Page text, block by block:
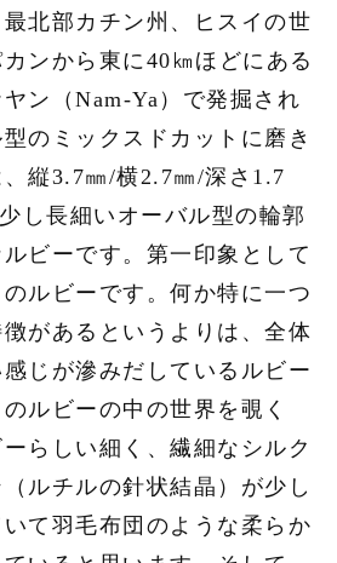
北部カチン州、ヒスイの世
ンから東に40㎞ほどにある
ン（Nam-Ya）で発掘され
のミックスドカットに磨き
、縦3.7㎜/横2.7㎜/深さ1.7
し長細いオーバル型の輪郭
ビーです。第一印象として
ルビーです。何か特に一つ
があるというよりは、全体
じが滲みだしているルビー
ルビーの中の世界を覗く
らしい細く、繊細なシルク
ルチルの針状結晶）が少し
て羽毛布団のような柔らか